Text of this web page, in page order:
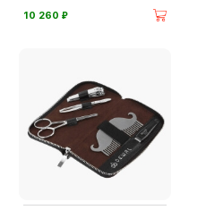
10 260 ⃏